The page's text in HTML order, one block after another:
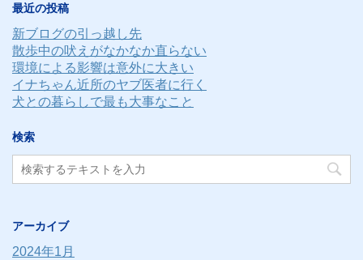
ス
最近の投稿
新ブログの引っ越し先
散歩中の吠えがなかなか直らない
環境による影響は意外に大きい
イナちゃん近所のヤブ医者に行く
犬との暮らしで最も大事なこと
検索
アーカイブ
2024年1月